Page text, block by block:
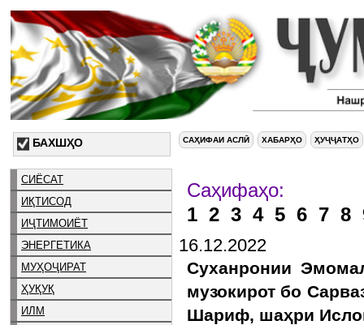
БАХШҲО
СИЁСАТ
ИҚТИСОД
ИҶТИМОИЁТ
ЭНЕРГЕТИКА
МУҲОҶИРАТ
ҲУҚУҚ
ИЛМ
САҲИФАИ АСЛӢ ХАБАРҲО ҲУҶҶАТҲО
1 2 3 4 5 6 7 8
16.12.2022
Суханронии
музокирот бо
Шариф, шаҳри